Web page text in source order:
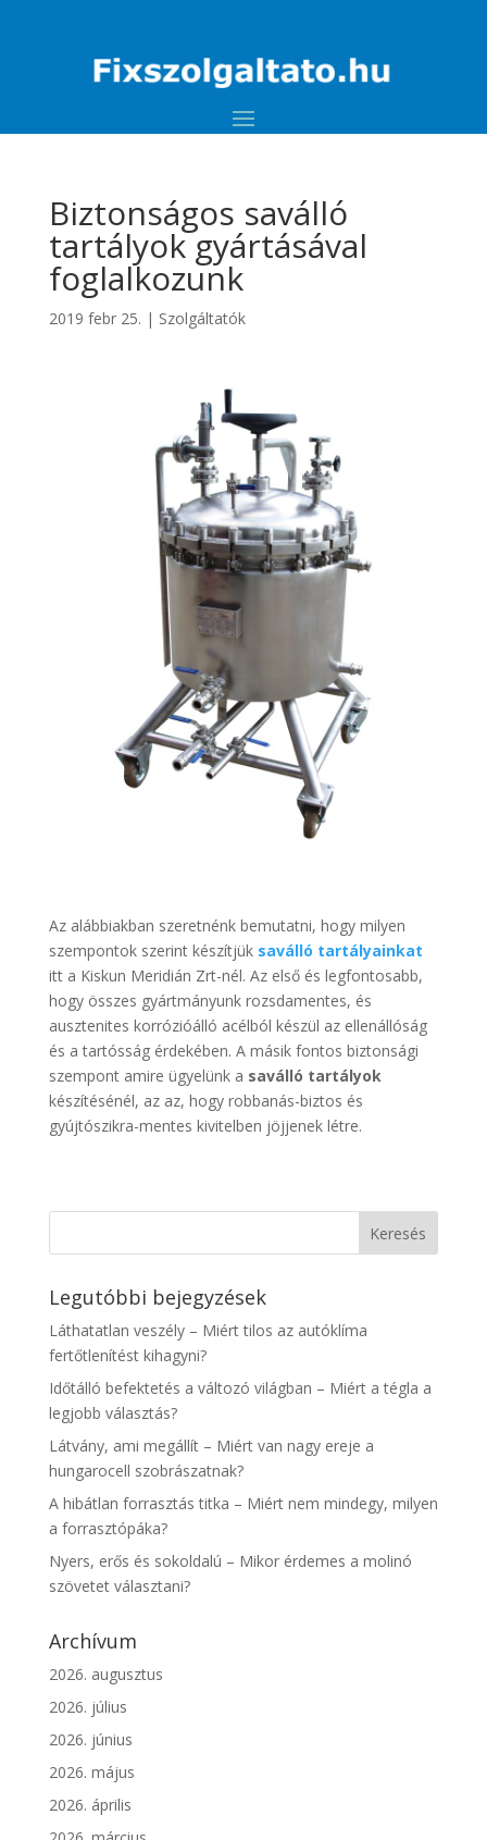
Biztonságos saválló
tartályok gyártásával
foglalkozunk
2019 febr 25. | Szolgáltatók
Az alábbiakban szeretnénk bemutatni, hogy milyen
szempontok szerint készítjük saválló tartályainkat
itt a Kiskun Meridián Zrt-nél. Az első és legfontosabb,
hogy összes gyártmányunk rozsdamentes, és
ausztenites korrózióálló acélból készül az ellenállóság
és a tartósság érdekében. A másik fontos biztonsági
szempont amire ügyelünk a saválló tartályok
készítésénél, az az, hogy robbanás-biztos és
gyújtószikra-mentes kivitelben jöjjenek létre.
Legutóbbi bejegyzések
Láthatatlan veszély – Miért tilos az autóklíma
fertőtlenítést kihagyni?
Időtálló befektetés a változó világban – Miért a tégla a
legjobb választás?
Látvány, ami megállít – Miért van nagy ereje a
hungarocell szobrászatnak?
A hibátlan forrasztás titka – Miért nem mindegy, milyen
a forrasztópáka?
Nyers, erős és sokoldalú – Mikor érdemes a molinó
szövetet választani?
Archívum
2026. augusztus
2026. július
2026. június
2026. május
2026. április